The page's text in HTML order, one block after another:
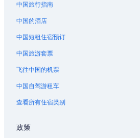
中国旅行指南
中国的酒店
中国短租住宿预订
中国旅游套票
飞往中国的机票
中国自驾游租车
查看所有住宿类别
政策